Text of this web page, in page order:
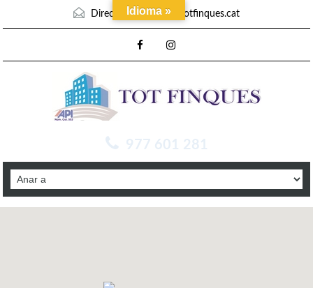
Direcció mail :info@totfinques.cat
977 601 281
Idioma »